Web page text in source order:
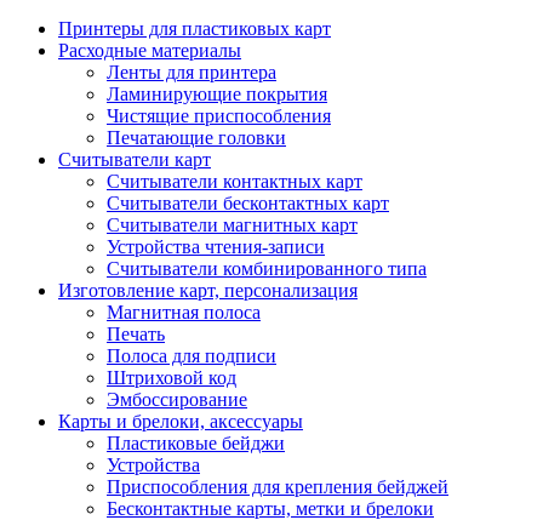
Принтеры для пластиковых карт
Расходные материалы
Ленты для принтера
Ламинирующие покрытия
Чистящие приспособления
Печатающие головки
Считыватели карт
Считыватели контактных карт
Считыватели бесконтактных карт
Считыватели магнитных карт
Устройства чтения-записи
Считыватели комбинированного типа
Изготовление карт, персонализация
Магнитная полоса
Печать
Полоса для подписи
Штриховой код
Эмбоссирование
Карты и брелоки, аксессуары
Пластиковые бейджи
Устройства
Приспособления для крепления бейджей
Бесконтактные карты, метки и брелоки